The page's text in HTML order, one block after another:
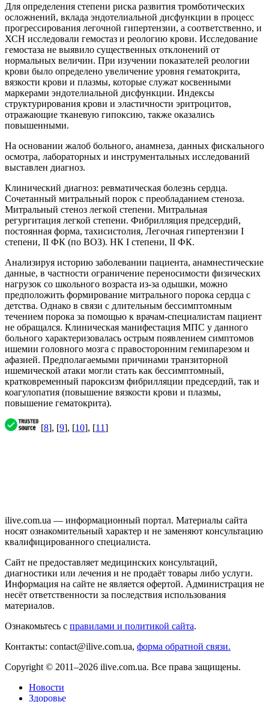
Для определения степени риска развития тромботических
осложнений, вклада эндотелиальной дисфункции в процесс
прогрессирования легочной гипертензии, а соответственно, и
ХСН исследовали гемостаз и реологию крови. Исследование
гемостаза не выявило существенных отклонений от
нормальных величин. При изучении показателей реологии
крови было определено увеличение уровня гематокрита,
вязкости крови и плазмы, которые служат косвенными
маркерами эндотелиальной дисфункции. Индексы
структурирования крови и эластичности эритроцитов,
отражающие тканевую гипоксию, также оказались
повышенными.
На основании жалоб больного, анамнеза, данных фискального
осмотра, лабораторных и инструментальных исследований
выставлен диагноз.
Клинический диагноз: ревматическая болезнь сердца.
Сочетанный митральный порок с преобладанием стеноза.
Митральный стеноз легкой степени. Митральная
регургитация легкой степени. Фибрилляция предсердий,
постоянная форма, тахисистолия, Легочная гипертензии I
степени, II ФК (по ВОЗ). НК I степени, II ФК.
Анализируя историю заболевании пациента, анамнестические
данные, в частности ограничение переносимости физических
нагрузок со школьного возраста из-за одышки, можно
предположить формирование митрального порока сердца с
детства. Однако в связи с длительным бессимптомным
течением порока за помощью к врачам-специалистам пациент
не обращался. Клиническая манифестация МПС у данного
больного характеризовалась острым появлением симптомов
ишемии головного мозга с правосторонним гемипарезом и
афазией. Предполагаемыми причинами транзиторной
ишемической атаки могли стать как бессимптомный,
кратковременный пароксизм фибрилляции предсердий, так и
коагулопатия (повышение вязкости крови и плазмы,
повышение гематокрита).
[8], [9], [10], [11]
ilive.com.ua — информационный портал. Материалы сайта
носят ознакомительный характер и не заменяют консультацию
квалифицированного специалиста.
Сайт не предоставляет медицинских консультаций,
диагностики или лечения и не продаёт товары либо услуги.
Информация на сайте не является офертой. Администрация не
несёт ответственности за последствия использования
материалов.
Ознакомьтесь с правилами и политикой сайта.
Контакты: contact@ilive.com.ua, форма обратной связи.
Copyright © 2011–2026 ilive.com.ua. Все права защищены.
Новости
Здоровье